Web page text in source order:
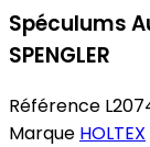
Spéculums
SPENGLER
Référence
Marque HOLTEX